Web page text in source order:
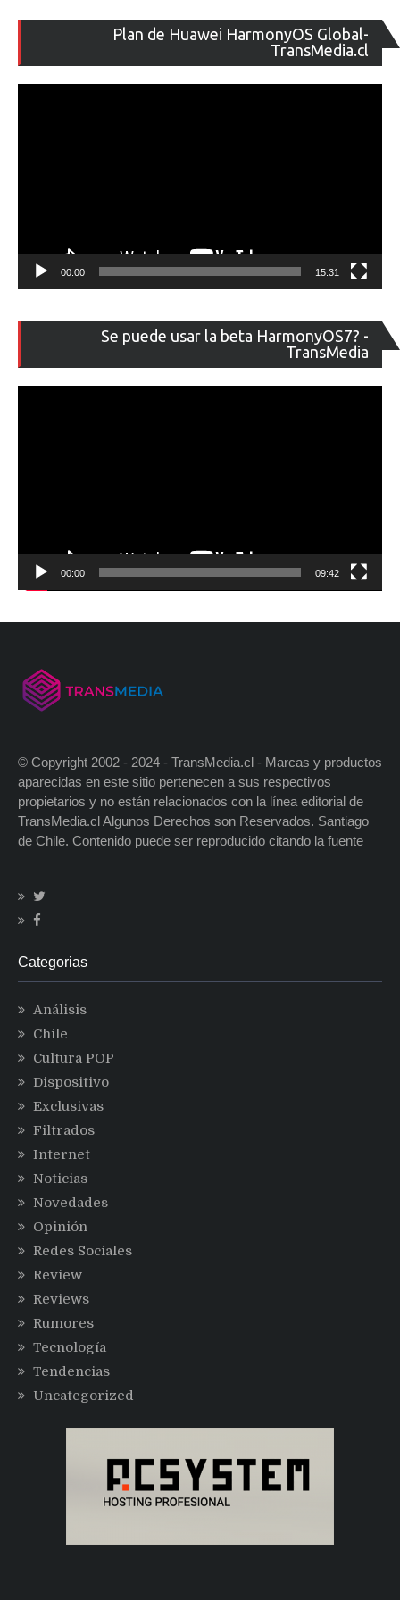
Plan de Huawei HarmonyOS Global-
TransMedia.cl
de
00:00 15:31
Se puede usar la beta HarmonyOS7? -
TransMedia
de
00:00 09:42
© Copyright 2002 - 2024 - TransMedia.cl - Marcas y productos
aparecidas en este sitio pertenecen a sus respectivos
propietarios y no están relacionados con la línea editorial de
TransMedia.cl Algunos Derechos son Reservados. Santiago
de Chile. Contenido puede ser reproducido citando la fuente
Categorias
Análisis
Chile
Cultura POP
Dispositivo
Exclusivas
Filtrados
Internet
Noticias
Novedades
Opinión
Redes Sociales
Review
Reviews
Rumores
Tecnología
Tendencias
Uncategorized